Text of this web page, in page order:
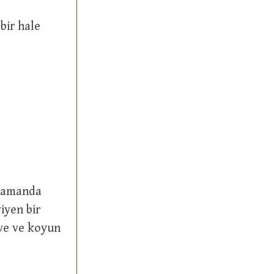
bir
ve koyun